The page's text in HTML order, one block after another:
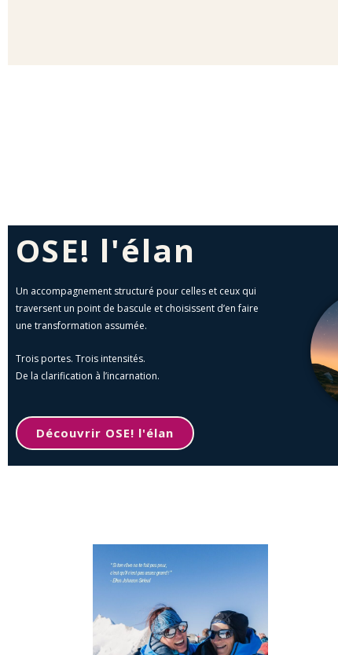
OSE! l'élan
Un accompagnement structuré pour celles et ceux qui
traversent un point de bascule et choisissent d’en faire
une transformation assumée.
Trois portes. Trois intensités.
De la clarification à l’incarnation.
Découvrir OSE! l'élan